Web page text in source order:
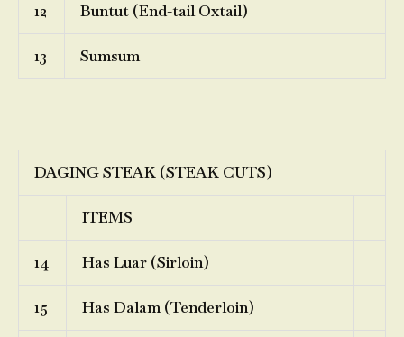
12 Buntut (End-tail Oxtail)
13 Sumsum
DAGING STEAK (STEAK CUTS)
ITEMS
14 Has Luar (Sirloin)
15 Has Dalam (Tenderloin)